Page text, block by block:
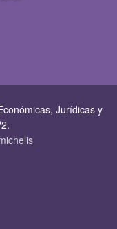
Jurí­dicas y